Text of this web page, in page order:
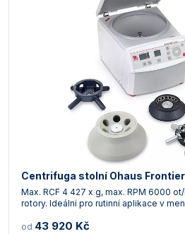
Centrifuga stolní Ohaus Frontier
Max. RCF 4 427 x g, max. RPM 6000
rotory. Ideální pro rutinní aplikace v
od 43 920 Kč